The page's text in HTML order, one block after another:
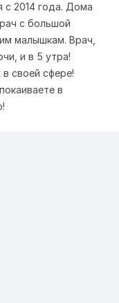
с 2014 года. Дома
с большой
малышкам. Врач,
и в 5 утра!
своей сфере!
в